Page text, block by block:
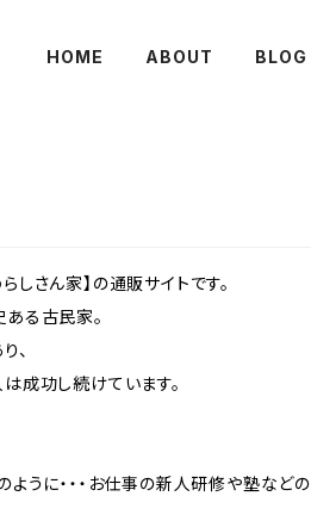
HOME ABOUT BLOG
さん家】の通販サイトです。
る古民家。
、
成功し続けています。
うに・・・お仕事の新人研修や塾などの